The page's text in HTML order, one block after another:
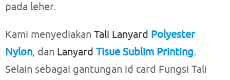
pada leher.
Kami menyediakan Tali Lanyard Polyester
Nylon, dan Lanyard Tisue Sublim Printing.
Selain sebagai gantungan id card Fungsi Tali